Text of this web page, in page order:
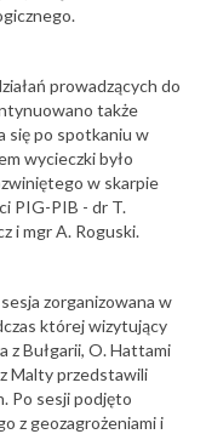
prowadzących do
także
się po spotkaniu w
wycieczki było
w skarpie
PIG-PIB - dr T.
i mgr A. Roguski.
zorganizowana w
której wizytujący
z Bułgarii, O. Hattami
Malty przedstawili
Po sesji podjęto
z geozagrożeniami i